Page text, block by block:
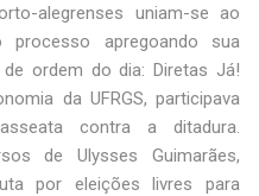
alegrenses uniam-se ao
apregoando sua
ordem do dia: Diretas Já!
da UFRGS, participava
contra a ditadura.
de Ulysses Guimarães,
por eleições livres para